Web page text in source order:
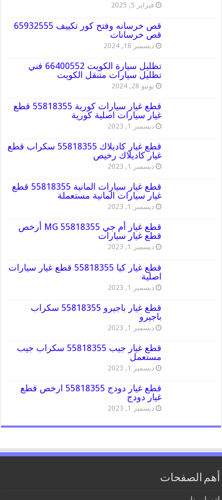
فبراير 5, 2025
قص خرسانه وفتح كور تكييف 65932555
قص خرسانات
ديسمبر 18, 2024
تظليل سيارة الكويت 66400552 فني
تظليل سيارات متنقل الكويت
يونيو 28, 2024
قطع غيار سيارات كورية 55818355 قطع
غيار سيارات اصلية كورية
ديسمبر 1, 2023
قطع غيار كاديلاك 55818355 سكراب قطع
غيار كاديلاك رخيص
ديسمبر 1, 2023
قطع غيار سيارات المانية 55818355 قطع
غيار سيارات المانية مستعملة
ديسمبر 1, 2023
قطع غيار أم جي MG 55818355 أرخص
قطع غيار سيارات
ديسمبر 1, 2023
قطع غيار كيا 55818355 قطع غيار سيارات
اصلية
ديسمبر 1, 2023
قطع غيار باجيرو 55818355 سكراب
باجيرو
ديسمبر 1, 2023
قطع غيار جيب 55818355 سكراب جيب
مستعمل
ديسمبر 1, 2023
قطع غيار دودج 55818355 ارخص قطع
غيار دودج
ديسمبر 1, 2023
أهم الصفحات